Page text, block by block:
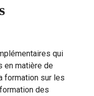
qui
en matière de
formation sur les
des